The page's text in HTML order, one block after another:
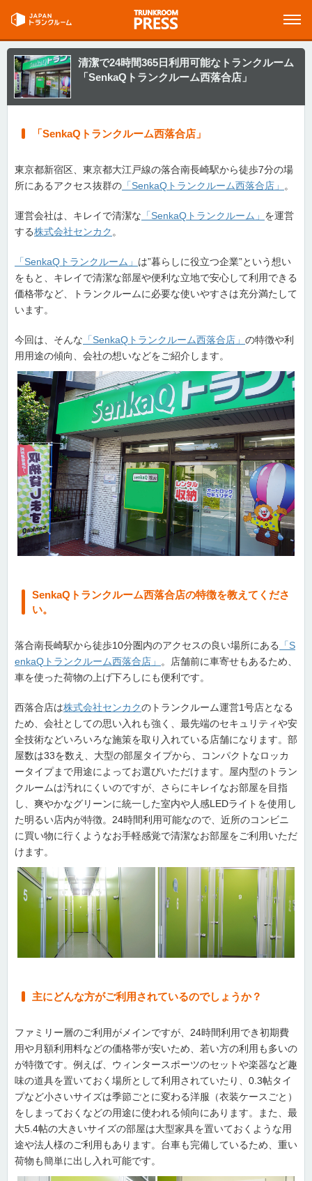
清潔で24時間365日利用可能なトランクルーム
「SenkaQトランクルーム西落合店」
「SenkaQトランクルーム西落合店」
東京都新宿区、東京都大江戸線の落合南長崎駅から徒歩7分の場
所にあるアクセス抜群の 「SenkaQトランクルーム西落合店」 。
運営会社は、キレイで清潔な 「SenkaQトランクルーム」 を運営
する株式会社センカク 。
「SenkaQトランクルーム」 は”暮らしに役立つ企業”という想い
をもと、キレイで清潔な部屋や便利な立地で安心して利用できる
価格帯など、トランクルームに必要な使いやすさは充分満たして
います。
今回は、そんな 「SenkaQトランクルーム西落合店」 の特徴や利
用用途の傾向、会社の想いなどをご紹介します。
SenkaQトランクルーム西落合店の特徴を教えてくださ
い。
落合南長崎駅から徒歩10分圏内のアクセスの良い場所にある
「S
enkaQトランクルーム西落合店」 。店舗前に車寄せもあるため、
車を使った荷物の上げ下ろしにも便利です。
西落合店は株式会社センカクのトランクルーム運営1号店となる
ため、会社としての思い入れも強く、最先端のセキュリティや安
全技術などいろいろな施策を取り入れている店舗になります。部
屋数は33を数え、大型の部屋タイプから、コンパクトなロッカ
ータイプまで用途によってお選びいただけます。屋内型のトラン
クルームは汚れにくいのですが、さらにキレイなお部屋を目指
し、爽やかなグリーンに統一した室内や人感LEDライトを使用し
た明るい店内が特徴。24時間利用可能なので、近所のコンビニ
に買い物に行くようなお手軽感覚で清潔なお部屋をご利用いただ
けます。
主にどんな方がご利用されているのでしょうか？
ファミリー層のご利用がメインですが、24時間利用でき初期費
用や月額利用料などの価格帯が安いため、若い方の利用も多いの
が特徴です。例えば、ウィンタースポーツのセットや楽器など趣
味の道具を置いておく場所として利用されていたり、0.3帖タイ
プなど小さいサイズは季節ごとに変わる洋服（衣装ケースごと）
をしまっておくなどの用途に使われる傾向にあります。また、最
大5.4帖の大きいサイズの部屋は大型家具を置いておくような用
途や法人様のご利用もあります。台車も完備しているため、重い
荷物も簡単に出し入れ可能です。